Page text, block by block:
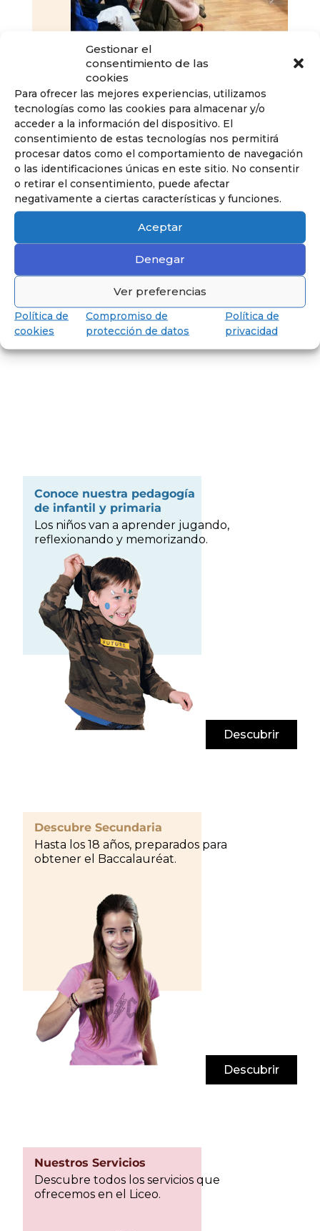
Gestionar el
consentimiento de las
cookies
Para ofrecer las mejores experiencias, utilizamos
tecnologías como las cookies para almacenar y/o
acceder a la información del dispositivo. El
consentimiento de estas tecnologías nos permitirá
procesar datos como el comportamiento de navegación
o las identificaciones únicas en este sitio. No consentir
o retirar el consentimiento, puede afectar
negativamente a ciertas características y funciones.
Aceptar
Denegar
Ver preferencias
Política de
cookies
Compromiso de
protección de datos
Política de
privacidad
Conoce nuestra pedagogía
de infantil y primaria
Los niños van a aprender jugando,
reflexionando y memorizando.
Descubrir
Descubre Secundaria
Hasta los 18 años, preparados para
obtener el Baccalauréat.
Descubrir
Nuestros Servicios
Descubre todos los servicios que
ofrecemos en el Liceo.